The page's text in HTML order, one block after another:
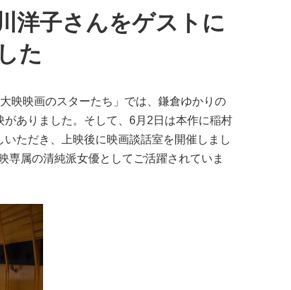
洋子さんをゲストに
た
映映画のスターたち」では、鎌倉ゆかりの
ありました。そして、6月2日は本作に稲村
ただき、上映後に映画談話室を開催しまし
専属の清純派女優としてご活躍されていま